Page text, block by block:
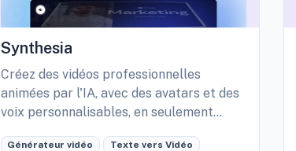
Synthesia
Créez des vidéos professionnelles
animées par l'IA, avec des avatars et des
voix personnalisables, en seulement
Générateur vidéo Texte vers Vidéo